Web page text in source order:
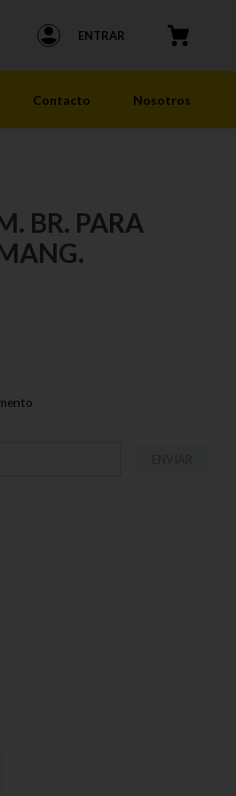
ENTRAR
Contacto Nosotros
BR. PARA